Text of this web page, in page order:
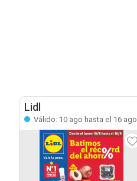
Lidl
Válido: 10 ago hasta el 16 ago